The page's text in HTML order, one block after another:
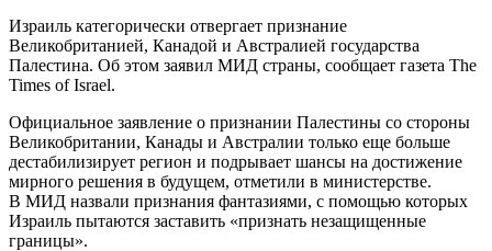
Израиль категорически отвергает признание
Великобританией, Канадой и Австралией государства
Палестина. Об этом заявил МИД страны, сообщает газета The
Times of Israel.
Официальное заявление о признании Палестины со стороны
Великобритании, Канады и Австралии только еще больше
дестабилизирует регион и подрывает шансы на достижение
мирного решения в будущем, отметили в министерстве.
В МИД назвали признания фантазиями, с помощью которых
Израиль пытаются заставить «признать незащищенные
границы».